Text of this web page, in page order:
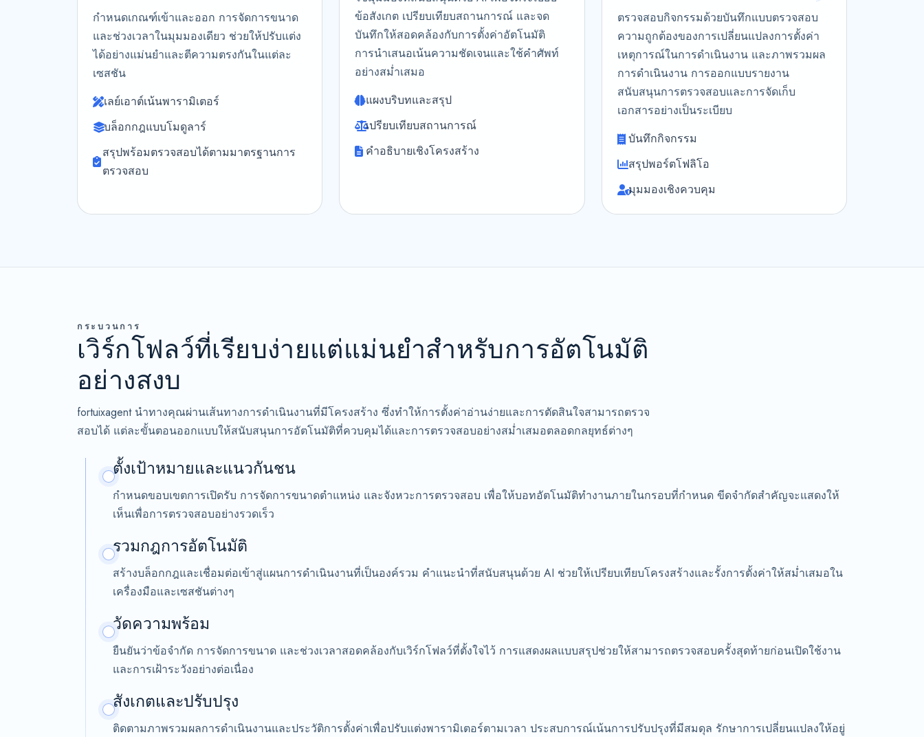
กำหนดเกณฑ์เข้าและออก การจัดการขนาด
และช่วงเวลาในมุมมองเดียว ช่วยให้ปรับแต่ง
ได้อย่างแม่นยำและตีความตรงกันในแต่ละ
เซสชัน
เลย์เอาต์เน้นพารามิเตอร์
บล็อกกฎแบบโมดูลาร์
สรุปพร้อมตรวจสอบได้ตามมาตรฐานการ
ตรวจสอบ
ข้อสังเกต เปรียบเทียบสถานการณ์ และจด
บันทึกให้สอดคล้องกับการตั้งค่าอัตโนมัติ
การนำเสนอเน้นความชัดเจนและใช้คำศัพท์
อย่างสม่ำเสมอ
แผงบริบทและสรุป
เปรียบเทียบสถานการณ์
คำอธิบายเชิงโครงสร้าง
ตรวจสอบกิจกรรมด้วยบันทึกแบบตรวจสอบ
ความถูกต้องของการเปลี่ยนแปลงการตั้งค่า
เหตุการณ์ในการดำเนินงาน และภาพรวมผล
การดำเนินงาน การออกแบบรายงาน
สนับสนุนการตรวจสอบและการจัดเก็บ
เอกสารอย่างเป็นระเบียบ
บันทึกกิจกรรม
สรุปพอร์ตโฟลิโอ
มุมมองเชิงควบคุม
กระบวนการ
เวิร์กโฟลว์ที่เรียบง่ายแต่แม่นยำสำหรับการอัตโนมัติ
อย่างสงบ
fortuixagent นำทางคุณผ่านเส้นทางการดำเนินงานที่มีโครงสร้าง ซึ่งทำให้การตั้งค่าอ่านง่ายและการตัดสินใจสามารถตรวจ
สอบได้ แต่ละขั้นตอนออกแบบให้สนับสนุนการอัตโนมัติที่ควบคุมได้และการตรวจสอบอย่างสม่ำเสมอตลอดกลยุทธ์ต่างๆ
ตั้งเป้าหมายและแนวกันชน
กำหนดขอบเขตการเปิดรับ การจัดการขนาดตำแหน่ง และจังหวะการตรวจสอบ เพื่อให้บอทอัตโนมัติทำงานภายในกรอบที่กำหนด ขีดจำกัดสำคัญจะแสดงให้
เห็นเพื่อการตรวจสอบอย่างรวดเร็ว
รวมกฎการอัตโนมัติ
สร้างบล็อกกฎและเชื่อมต่อเข้าสู่แผนการดำเนินงานที่เป็นองค์รวม คำแนะนำที่สนับสนุนด้วย AI ช่วยให้เปรียบเทียบโครงสร้างและรั้งการตั้งค่าให้สม่ำเสมอใน
เครื่องมือและเซสชันต่างๆ
วัดความพร้อม
ยืนยันว่าข้อจำกัด การจัดการขนาด และช่วงเวลาสอดคล้องกับเวิร์กโฟลว์ที่ตั้งใจไว้ การแสดงผลแบบสรุปช่วยให้สามารถตรวจสอบครั้งสุดท้ายก่อนเปิดใช้งาน
และการเฝ้าระวังอย่างต่อเนื่อง
สังเกตและปรับปรุง
ติดตามภาพรวมผลการดำเนินงานและประวัติการตั้งค่าเพื่อปรับแต่งพารามิเตอร์ตามเวลา ประสบการณ์เน้นการปรับปรุงที่มีสมดุล รักษาการเปลี่ยนแปลงให้อยู่